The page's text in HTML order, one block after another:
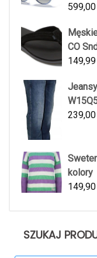
599,00
CO
149,99
239,00
kolory
149,90
SZUKAJ